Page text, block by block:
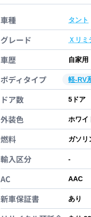
車種 タント
グレード Ｘリ
車歴 自家用
ボディタイプ 軽-RV
ドア数 5 ドア
外装色 ホワイ
燃料 ガソリ
輸入区分 -
AC AAC
新車保証書 あり